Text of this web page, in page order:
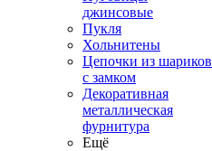
джинсовые
Пукля
Хольнитены
Цепочки из шариков
с замком
Декоративная
металлическая
фурнитура
Ещё